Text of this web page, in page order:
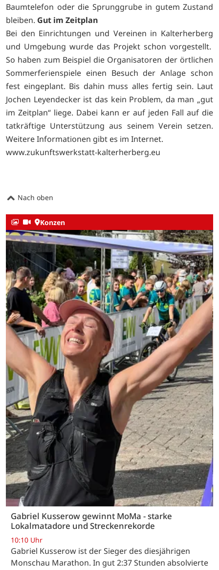
Baumtelefon oder die Sprunggrube in gutem Zustand
bleiben. Gut im Zeitplan
Bei den Einrichtungen und Vereinen in Kalterherberg
und Umgebung wurde das Projekt schon vorgestellt.
So haben zum Beispiel die Organisatoren der örtlichen
Sommerferienspiele einen Besuch der Anlage schon
fest eingeplant. Bis dahin muss alles fertig sein. Laut
Jochen Leyendecker ist das kein Problem, da man „gut
im Zeitplan“ liege. Dabei kann er auf jeden Fall auf die
tatkräftige Unterstützung aus seinem Verein setzen.
Weitere Informationen gibt es im Internet.
www.zukunftswerkstatt-kalterherberg.eu
Nach oben
Konzen
Gabriel Kusserow gewinnt MoMa - starke
Lokalmatadore und Streckenrekorde
10:10 Uhr
Gabriel Kusserow ist der Sieger des diesjährigen
Monschau Marathon. In gut 2:37 Stunden absolvierte